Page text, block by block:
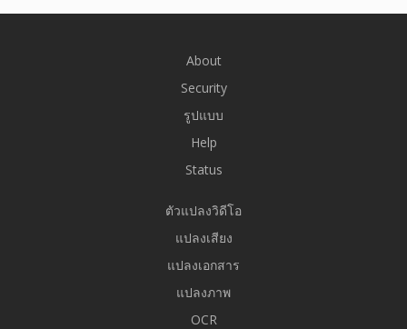
About
Security
รูปแบบ
Help
Status
ตัวแปลงวิดีโอ
แปลงเสียง
แปลงเอกสาร
แปลงภาพ
OCR